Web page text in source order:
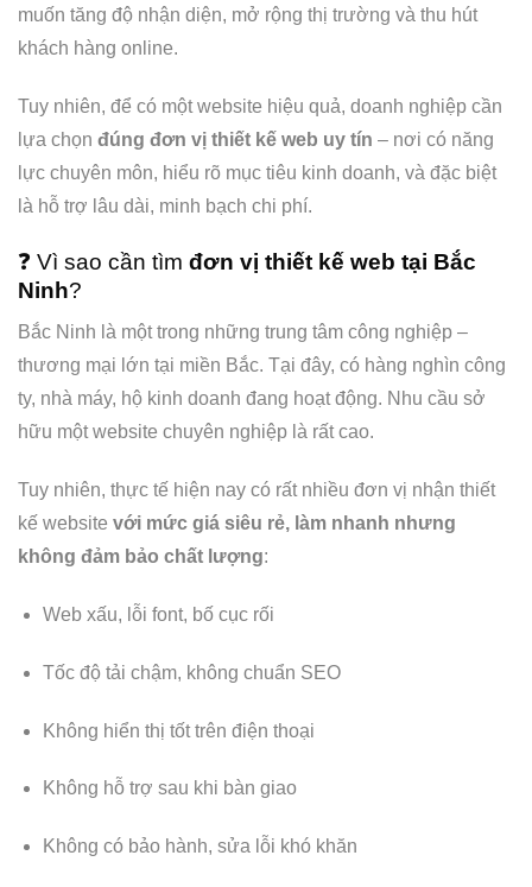
muốn tăng độ nhận diện, mở rộng thị trường và thu hút
khách hàng online.
Tuy nhiên, để có một website hiệu quả, doanh nghiệp cần
lựa chọn đúng đơn vị thiết kế web uy tín – nơi có năng
lực chuyên môn, hiểu rõ mục tiêu kinh doanh, và đặc biệt
là hỗ trợ lâu dài, minh bạch chi phí.
❓ Vì sao cần tìm đơn vị thiết kế web tại Bắc
Ninh?
Bắc Ninh là một trong những trung tâm công nghiệp –
thương mại lớn tại miền Bắc. Tại đây, có hàng nghìn công
ty, nhà máy, hộ kinh doanh đang hoạt động. Nhu cầu sở
hữu một website chuyên nghiệp là rất cao.
Tuy nhiên, thực tế hiện nay có rất nhiều đơn vị nhận thiết
kế website với mức giá siêu rẻ, làm nhanh nhưng
không đảm bảo chất lượng:
Web xấu, lỗi font, bố cục rối
Tốc độ tải chậm, không chuẩn SEO
Không hiển thị tốt trên điện thoại
Không hỗ trợ sau khi bàn giao
Không có bảo hành, sửa lỗi khó khăn